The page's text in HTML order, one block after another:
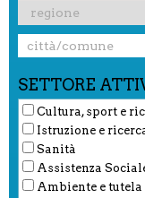
SETTORE
Cultura, sport e
Istruzione e
Sanità
Assistenza
Ambiente e